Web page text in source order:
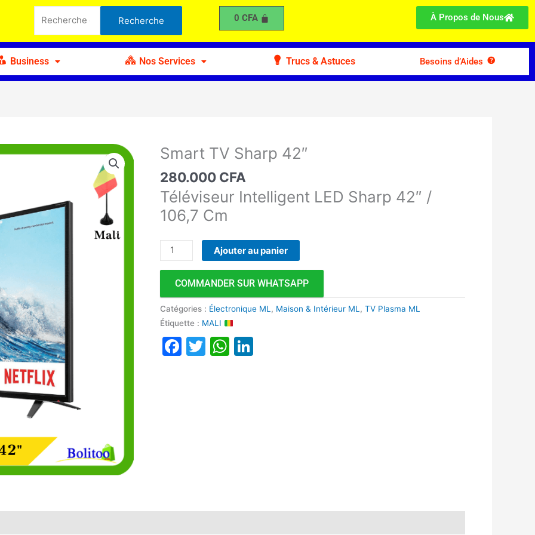
pour :
Recherche 0 CFA À Propos de Nous
Business Nos Services Trucs & Astuces Besoins d’Aides
Smart TV Sharp 42″
280.000 CFA
Téléviseur Intelligent LED Sharp 42″ /
106,7 Cm
quantité
Smart
TV
Sharp
42"
Ajouter au panier
COMMANDER SUR WHATSAPP
Catégories : Électronique ML, Maison & Intérieur ML,TV Plasma ML
Étiquette : MALI
Facebook
TwitterWhatsApp